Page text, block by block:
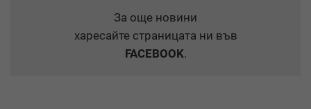
За още новини
харесайте страницата ни във
FACEBOOK.